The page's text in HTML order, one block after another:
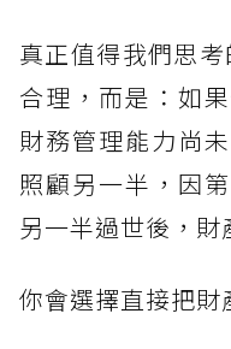
真正值得我們思
合理，而是：如
財務管理能力尚
照顧另一半，因
另一半過世後，
你會選擇直接把財